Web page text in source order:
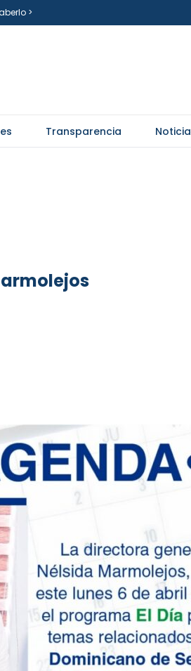
>
Transparencia